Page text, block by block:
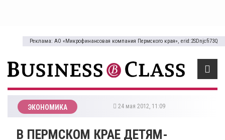
Реклама: АО «Микрофинансовая компания Пермского края», erid:2SDnjcfi73Q
ЭКОНОМИКА 24 мая 2012, 11:09
В ПЕРМСКОМ КРАЕ ДЕТЯМ-